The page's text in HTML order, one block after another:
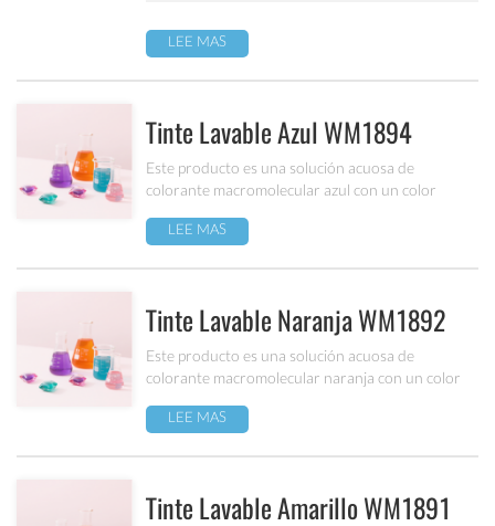
LEE MAS
Tinte Lavable Azul WM1894
Este producto es una solución acuosa de
colorante macromolecular azul con un color
piel y tejidos. Ha superado las pruebas y la
LEE MAS
Tinte Lavable Naranja WM1892
Este producto es una solución acuosa de
colorante macromolecular naranja con un color
piel y tejidos. Ha superado las pruebas y la
LEE MAS
Tinte Lavable Amarillo WM1891